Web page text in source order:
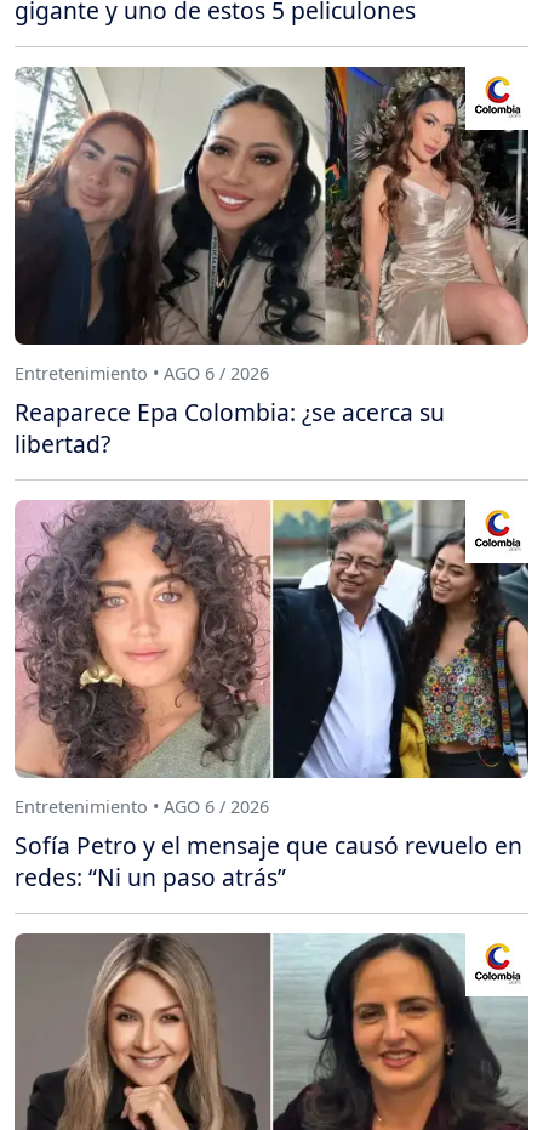
gigante y uno de estos 5 peliculones
Entretenimiento • AGO 6 / 2026
Reaparece Epa Colombia: ¿se acerca su
libertad?
Entretenimiento • AGO 6 / 2026
Sofía Petro y el mensaje que causó revuelo en
redes: “Ni un paso atrás”